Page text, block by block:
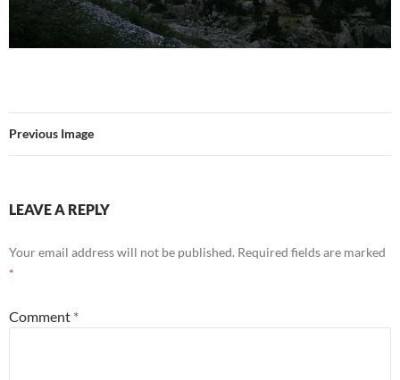
Previous Image
LEAVE A REPLY
Your email address will not be published. Required fields are marked
*
Comment *